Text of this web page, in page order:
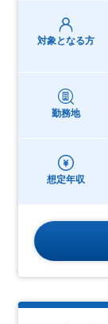
対象となる方
勤務地
想定年収